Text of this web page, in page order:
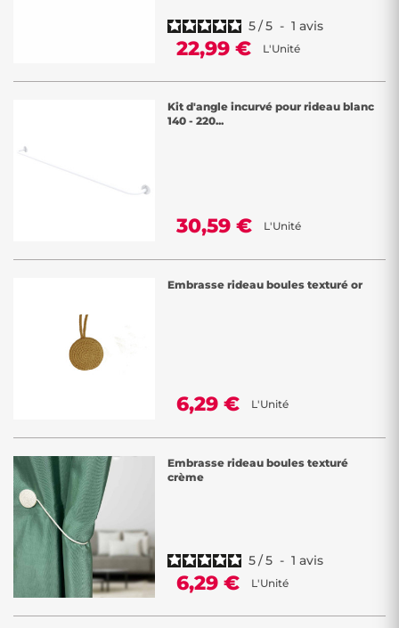
5/5 - 1 avis
22,99 € L'Unité
Kit d'angle incurvé pour rideau blanc
140 - 220...
30,59 € L'Unité
Embrasse rideau boules texturé or
6,29 € L'Unité
Embrasse rideau boules texturé
crème
5/5 - 1 avis
6,29 € L'Unité